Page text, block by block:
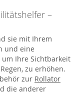
–
sie mit Ihrem
und eine
Ihre Sichtbarkeit
zu erhöhen.
zur Rollator
die anderer